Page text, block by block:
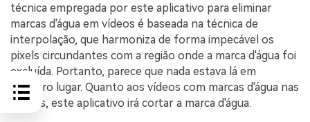
técnica empregada por este aplicativo para eliminar
marcas d'água em vídeos é baseada na técnica de
interpolação, que harmoniza de forma impecável os
pixels circundantes com a região onde a marca d'água foi
excluída. Portanto, parece que nada estava lá em
primeiro lugar. Quanto aos vídeos com marcas d'água nas
bordas, este aplicativo irá cortar a marca d'água.